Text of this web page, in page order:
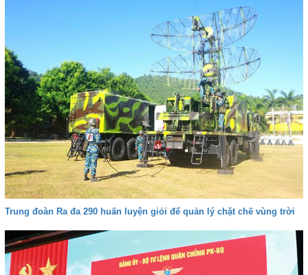
Trung đoàn Ra đa 290 huấn luyện giỏi để quản lý chặt chẽ vùng trời